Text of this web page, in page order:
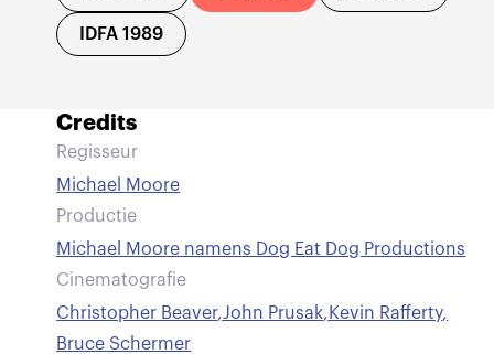
IDFA 1989
Credits
Regisseur
Michael Moore
Productie
Michael Moore namens Dog Eat Dog Productions
Cinematografie
Christopher Beaver,John Prusak, Kevin Rafferty,
Bruce Schermer